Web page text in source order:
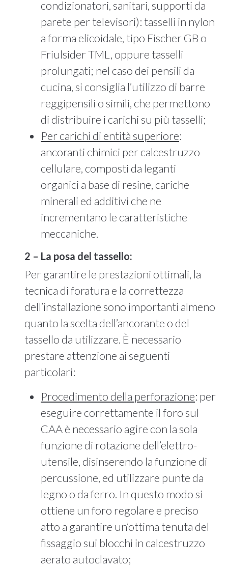
condizionatori, sanitari, supporti da
parete per televisori): tasselli in nylon
a forma elicoidale, tipo Fischer GB o
Friulsider TML, oppure tasselli
prolungati; nel caso dei pensili da
cucina, si consiglia l’utilizzo di barre
reggipensili o simili, che permettono
di distribuire i carichi su più tasselli;
Per carichi di entità superiore:
ancoranti chimici per calcestruzzo
cellulare, composti da leganti
organici a base di resine, cariche
minerali ed additivi che ne
incrementano le caratteristiche
meccaniche.
2 – La posa del tassello:
Per garantire le prestazioni ottimali, la
tecnica di foratura e la correttezza
dell’installazione sono importanti almeno
quanto la scelta dell’ancorante o del
tassello da utilizzare. È necessario
prestare attenzione ai seguenti
particolari:
Procedimento della perforazione: per
eseguire correttamente il foro sul
CAA è necessario agire con la sola
funzione di rotazione dell’elettro-
utensile, disinserendo la funzione di
percussione, ed utilizzare punte da
legno o da ferro. In questo modo si
ottiene un foro regolare e preciso
atto a garantire un’ottima tenuta del
fissaggio sui blocchi in calcestruzzo
aerato autoclavato;